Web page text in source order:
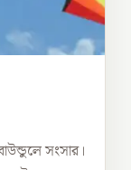
সংসার।